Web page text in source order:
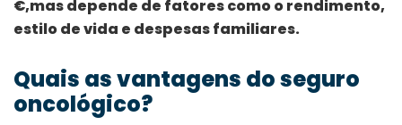
€,mas depende de fatores como o rendimento,
estilo de vida e despesas familiares.
Quais as vantagens do seguro
oncológico?